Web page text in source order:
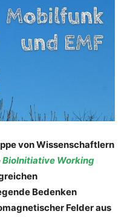
von Wissenschaftlern
BioInitiative Working
Bedenken
Felder aus